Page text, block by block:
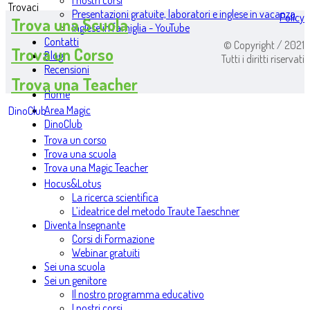
Presentazioni gratuite, laboratori e inglese in vacanza
Inglese in famiglia - YouTube
Contatti
Blog
Recensioni
Home
Area Magic
DinoClub
Trova un corso
Trova una scuola
Trova una Magic Teacher
Hocus&Lotus
La ricerca scientifica
L’ideatrice del metodo Traute Taeschner
Diventa Insegnante
Corsi di Formazione
Webinar gratuiti
Sei una scuola
Sei un genitore
Il nostro programma educativo
Trovaci
Trova una Scuola
Trova un Corso
Trova una Teacher
DinoClub
Policy
© Copyright / 2021
Tutti i diritti riservati